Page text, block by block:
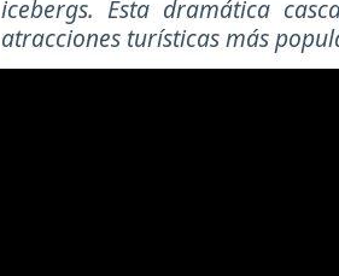
icebergs. Esta dramática
atracciones turísticas más